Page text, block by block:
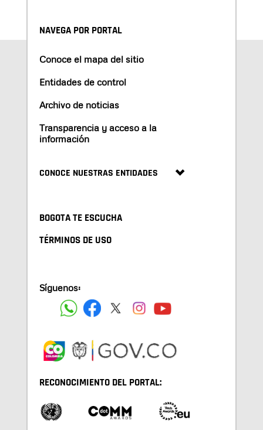
NAVEGA POR PORTAL
Conoce el mapa del sitio
Entidades de control
Archivo de noticias
Transparencia y acceso a la
información
CONOCE NUESTRAS ENTIDADES
BOGOTA TE ESCUCHA
TÉRMINOS DE USO
Síguenos:
RECONOCIMIENTO DEL PORTAL: